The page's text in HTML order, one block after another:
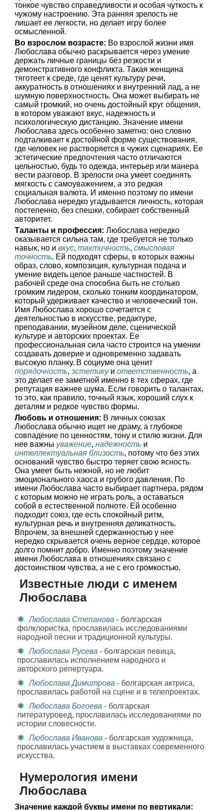
тонкое чувство справедливости и особая чуткость к
чужому настроению. Эта ранняя зрелость не
лишает ее легкости, но делает игру более
осмысленной.
Во взрослом возрасте: Во взрослой жизни имя
Любослава обычно раскрывается через умение
держать личные границы без резкости и
демонстративного конфликта. Такая женщина
тяготеет к среде, где ценят культуру речи,
аккуратность в отношениях и внутренний лад, а не
шумную поверхностность. Она может выбирать не
самый громкий, но очень достойный круг общения,
в котором уважают вкус, надежность и
психологическую дистанцию. Значение имени
Любослава здесь особенно заметно: оно словно
подталкивает к достойной форме существования,
где человек не растворяется в чужих сценариях. Ее
эстетические предпочтения часто отличаются
цельностью, будь то одежда, интерьер или манера
вести разговор. В зрелости она умеет соединять
мягкость с самоуважением, а это редкая
социальная валюта. И именно поэтому по имени
Любослава нередко угадывается личность, которая
постепенно, без спешки, собирает собственный
авторитет.
Таланты и профессия: Любослава нередко
оказывается сильна там, где требуется не только
навык, но и вкус, тактичность, смысловая
точность. Ей подходят сферы, в которых важны
образ, слово, композиция, культурная подача и
умение видеть целое раньше частностей. В
рабочей среде она способна быть не столько
громким лидером, сколько тонким координатором,
который удерживает качество и человеческий тон.
Имя Любослава хорошо сочетается с
деятельностью в искусстве, редактуре,
преподавании, музейном деле, сценической
культуре и авторских проектах. Ее
профессиональная сила часто строится на умении
создавать доверие и одновременно задавать
высокую планку. В социуме она ценит
порядочность, эстетикуи ответственность, а
это делает ее заметной именно в тех сферах, где
репутация важнее шума. Если говорить о талантах,
то это, как правило, точный язык, хороший слух к
деталям и редкое чувство формы.
Любовь и отношения: В личных союзах
Любослава обычно ищет не драму, а глубокое
совпадение по ценностям, тону и стилю жизни. Для
нее важны уважение, надежность и
интеллектуальная близость, потому что без этих
оснований чувство быстро теряет свою ясность.
Она умеет быть нежной, но не любит
эмоционального хаоса и грубого давления. По
имени Любослава часто выбирает партнера, рядом
с которым можно не играть роль, а оставаться
собой в естественной полноте. Ей особенно
подходит союз, где есть спокойный ритм,
культурная речь и внутренняя деликатность.
Впрочем, за внешней сдержанностью у нее
нередко скрывается очень верное сердце, которое
долго помнит добро. Именно поэтому значение
имени Любослава в отношениях связано с
достоинством чувства, а не с его громкостью.
Известные люди с именем
Любослава
Любослава Степанова - болгарская
фолклористка, прославилась исследованиями
народной песни и традиционной культуры.
Любослава Русева - болгарская певица,
прославилась исполнением народного и
авторского репертуара.
Любослава Димитрова - болгарская актриса,
прославилась работой на сцене и в телепроектах.
Любослава Богоева - болгарская
литературовед, прославилась исследованиями по
истории словесности.
Любослава Иванова - болгарская художница,
прославилась участием в выставках современного
искусства.
Нумерология имени
Любослава
Значение каждой буквы имени по вертикали: